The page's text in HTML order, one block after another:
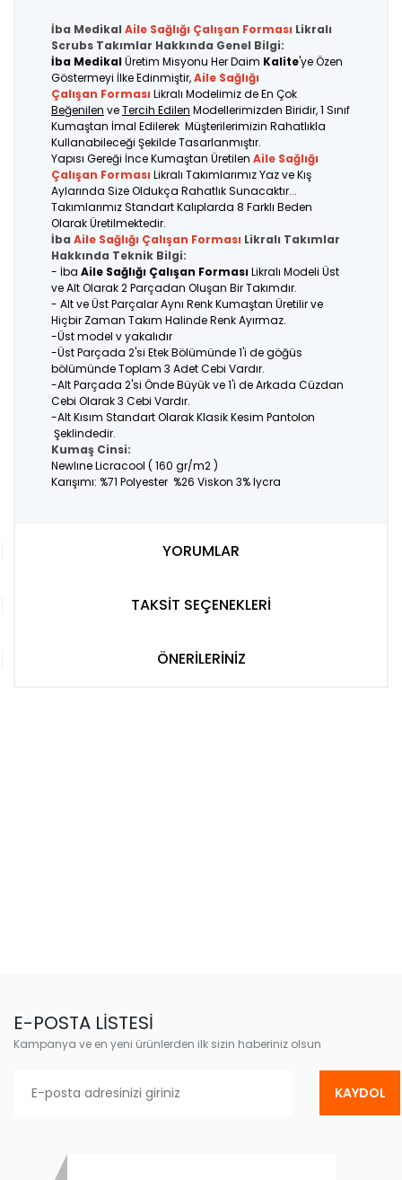
İba Medikal Aile Sağlığı Çalışan Forması Likralı
Scrubs Takımlar Hakkında Genel Bilgi:
İba MedikalÜretim Misyonu Her Daim Kalite'ye Özen
Göstermeyi İlke Edinmiştir,Aile Sağlığı
Çalışan Forması Likralı Modelimiz de En Çok
Beğenilen veTercih Edilen Modellerimizden Biridir, 1 Sınıf
Kumaştan İmal Edilerek Müşterilerimizin Rahatlıkla
Kullanabileceği Şekilde Tasarlanmıştır.
Yapısı Gereği İnce Kumaştan Üretilen Aile Sağlığı
Çalışan Forması Likralı Takımlarımız Yaz ve Kış
Aylarında Size Oldukça Rahatlık Sunacaktır...
Takımlarımız Standart Kalıplarda 8 Farklı Beden
Olarak Üretilmektedir.
İba Aile Sağlığı Çalışan Forması Likralı Takımlar
Hakkında Teknik Bilgi:
- İba Aile Sağlığı Çalışan FormasıLikralı Modeli Üst
ve Alt Olarak 2 Parçadan Oluşan Bir Takımdır.
- Alt ve Üst Parçalar Aynı Renk Kumaştan Üretilir ve
Hiçbir Zaman Takım Halinde Renk Ayırmaz.
-Üst model v yakalıdır
-Üst Parçada 2'si Etek Bölümünde 1'i de göğüs
bölümünde Toplam 3 Adet Cebi Vardır.
-Alt Parçada 2'si Önde Büyük ve 1'i de Arkada Cüzdan
Cebi Olarak 3 Cebi Vardır.
-Alt Kısım Standart Olarak Klasik Kesim Pantolon
Şeklindedir.
Kumaş Cinsi:
Newlıne Licracool ( 160 gr/m2 )
Karışımı: %71 Polyester %26 Viskon 3% lycra
YORUMLAR
TAKSİT SEÇENEKLERİ
ÖNERİLERİNİZ
E-POSTA LİSTESİ
Kampanya ve en yeni ürünlerden ilk sizin haberiniz olsun
KAYDOL